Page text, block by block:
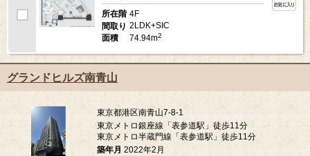
所在階 4F
間取り 2LDK+SIC
面積
74.94m2
グランドヒルズ南青山
東京都港区南青山7-8-1
東京メトロ銀座線「表参道駅」徒歩11分
東京メトロ半蔵門線「表参道駅」徒歩11分
築年月 2022年2月